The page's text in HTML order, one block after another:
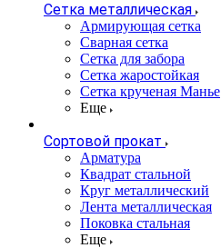
Сетка металлическая
Армирующая сетка
Сварная сетка
Сетка для забора
Сетка жаростойкая
Сетка крученая Манье
Еще
Сортовой прокат
Арматура
Квадрат стальной
Круг металлический
Лента металлическая
Поковка стальная
Еще